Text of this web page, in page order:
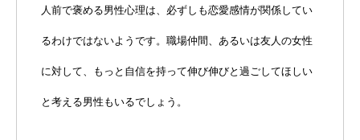
人前で褒める男性心理は、必ずしも恋愛感情が関係してい
るわけではないようです。職場仲間、あるいは友人の女性
に対して、もっと自信を持って伸び伸びと過ごしてほしい
と考える男性もいるでしょう。